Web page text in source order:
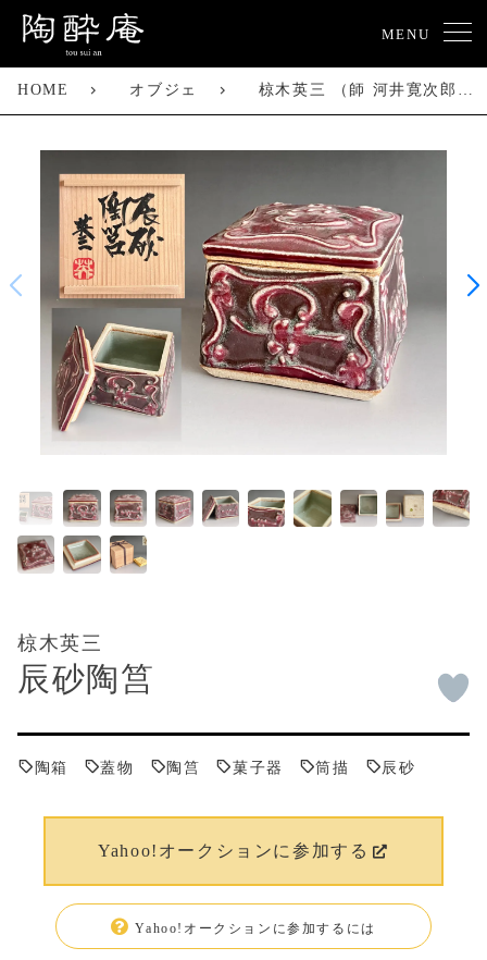
MENU
HOME オブジェ 椋木英三 （師 河井寛次郎） 筒描 辰砂陶筥 陶箱 蓋物 菓子器
椋木英三
辰砂陶筥
陶箱 蓋物 陶筥 菓子器 筒描 辰砂
Yahoo!オークションに参加する
Yahoo!オークションに参加するには